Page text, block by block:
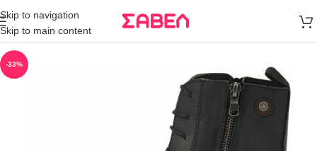
Skip to navigation
Skip to main content
άνω των 80€
Παραγγελία
-33%